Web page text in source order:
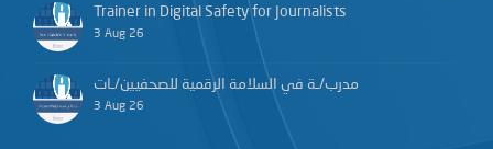
Trainer in Digital Safety for Journalists
3 Aug 26
مدرب/ـة في السلامة الرقمية للصحفيين/ـات
3 Aug 26